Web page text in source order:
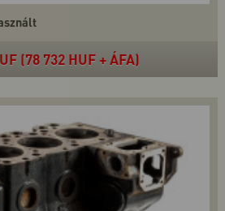
(78 732 HUF + ÁFA)